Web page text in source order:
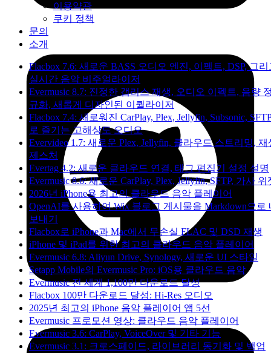
이용약관
쿠키 정책
문의
소개
Flacbox 7.6: 새로운 BASS 오디오 엔진, 이펙트, DSP, 그리
실시간 음악 비주얼라이저
Evermusic 8.7: 진정한 갭리스 재생, 오디오 이펙트, 음량
규화, 새롭게 디자인된 이퀄라이저
Flacbox 7.4: 새로워진 CarPlay, Plex, Jellyfin, Subsonic,
로 즐기는 고해상도 오디오
Evervideo 1.7: 새로운 Plex, Jellyfin, 클라우드 스트리밍, 재
제스처
Evertag 4.2: 새로운 클라우드 연결, 태그 편집기 설정 설명
Evermusic 8.6: 새로운 CarPlay, Plex, Jellyfin, SFTP, 가사 위
2026년 iPhone용 최고의 클라우드 음악 플레이어
OpenAI를 사용하여 Wix 블로그 게시물을 Markdown으로
보내기
Flacbox로 iPhone과 Mac에서 무손실 FLAC 및 DSD 재생
iPhone 및 iPad를 위한 최고의 클라우드 음악 플레이어
Evermusic 6.8: Aliyun Drive, Synology, 새로운 UI 스타일
Setapp Mobile의 Evermusic Pro: iOS용 클라우드 음악
Evermusic 전 세계 1,100만 다운로드 달성
Flacbox 100만 다운로드 달성: Hi-Res 오디오
2025년 최고의 iPhone 음악 플레이어 앱 5선
Evermusic 프로모션 영상: 클라우드 음악 플레이어
Evermusic 3.6: CarPlay, VoiceOver 및 기타 기능
Evermusic 3.1: 크로스페이드, 라이브러리 동기화 및 백업